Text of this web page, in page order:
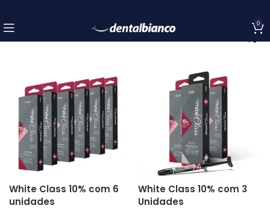
0
White Class 10% com 6
unidades
White Class 10% com 3
Unidades